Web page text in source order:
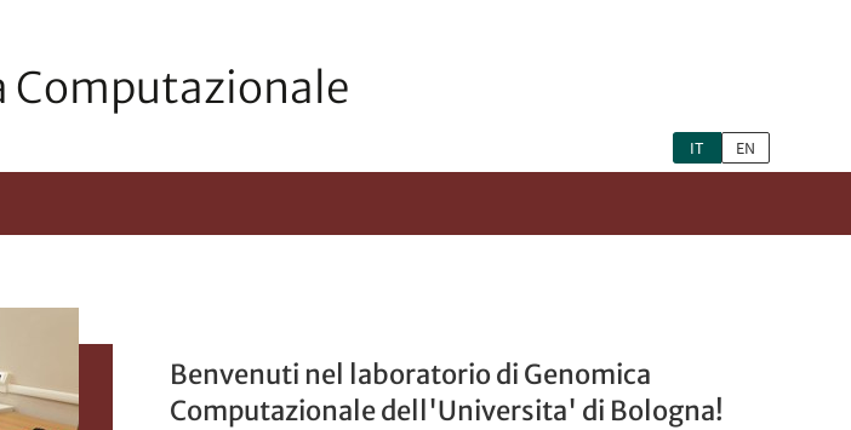
Computazionale
IT EN
Benvenuti nel laboratorio di Genomica
Computazionale dell'Universita' di Bologna!